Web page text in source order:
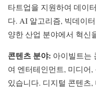
타트업을 지원하여 데이
다. AI 알고리즘, 빅데이
양한 산업 분야에서 혁신
콘텐츠 분야: 아이빌트는
여 엔터테인먼트, 미디어
있습니다. 디지털 콘텐츠